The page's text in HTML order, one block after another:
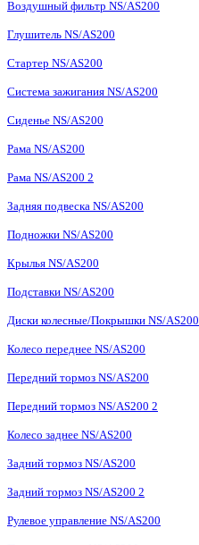
Воздушный фильтр NS/AS200
Глушитель NS/AS200
Стартер NS/AS200
Система зажигания NS/AS200
Сиденье NS/AS200
Рама NS/AS200
Рама NS/AS200 2
Задняя подвеска NS/AS200
Подножки NS/AS200
Крылья NS/AS200
Подставки NS/AS200
Диски колесные/Покрышки NS/AS200
Колесо переднее NS/AS200
Передний тормоз NS/AS200
Передний тормоз NS/AS200 2
Колесо заднее NS/AS200
Задний тормоз NS/AS200
Задний тормоз NS/AS200 2
Рулевое управление NS/AS200